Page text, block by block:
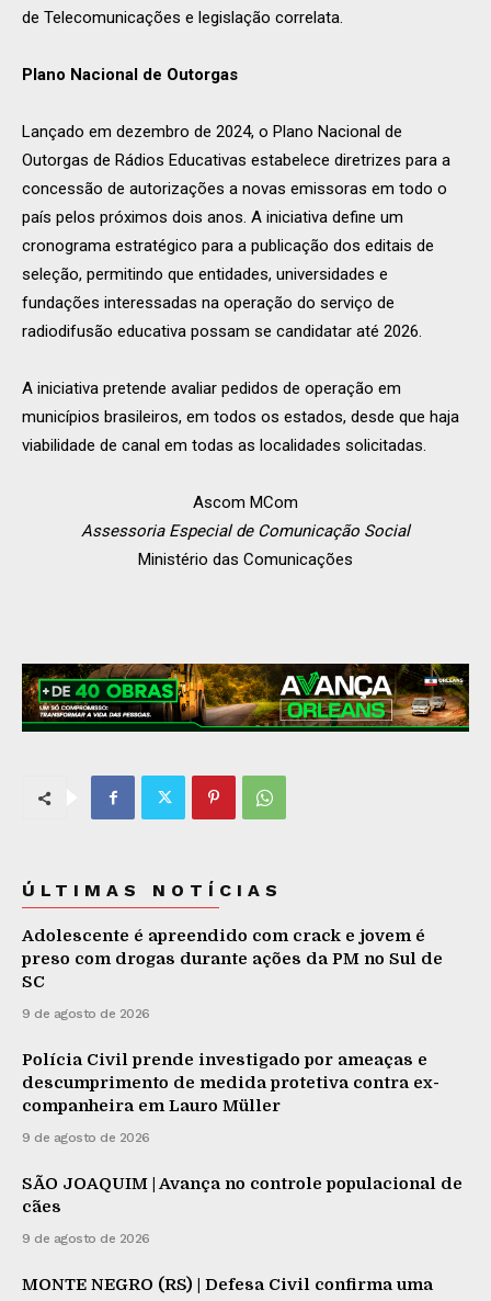
de Telecomunicações e legislação correlata.
Plano Nacional de Outorgas
Lançado em dezembro de 2024, o Plano Nacional de
Outorgas de Rádios Educativas estabelece diretrizes para a
concessão de autorizações a novas emissoras em todo o
país pelos próximos dois anos. A iniciativa define um
cronograma estratégico para a publicação dos editais de
seleção, permitindo que entidades, universidades e
fundações interessadas na operação do serviço de
radiodifusão educativa possam se candidatar até 2026.
A iniciativa pretende avaliar pedidos de operação em
municípios brasileiros, em todos os estados, desde que haja
viabilidade de canal em todas as localidades solicitadas.
Ascom MCom
Assessoria Especial de Comunicação Social
Ministério das Comunicações
ÚLTIMAS NOTÍCIAS
Adolescente é apreendido com crack e jovem é
preso com drogas durante ações da PM no Sul de
SC
9 de agosto de 2026
Polícia Civil prende investigado por ameaças e
descumprimento de medida protetiva contra ex-
companheira em Lauro Müller
9 de agosto de 2026
SÃO JOAQUIM | Avança no controle populacional de
cães
9 de agosto de 2026
MONTE NEGRO (RS) | Defesa Civil confirma uma